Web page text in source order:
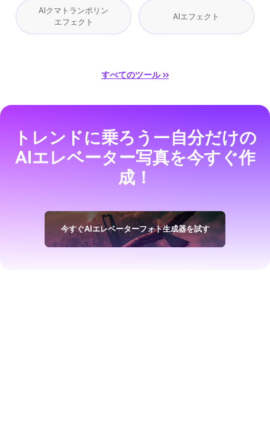
AIクマトランポリン
エフェクト
AIエフェクト
すべてのツール ››
トレンドに乗ろう—自分だけの
AIエレベーター写真を今すぐ作
成！
今すぐAIエレベーターフォト生成器を試す